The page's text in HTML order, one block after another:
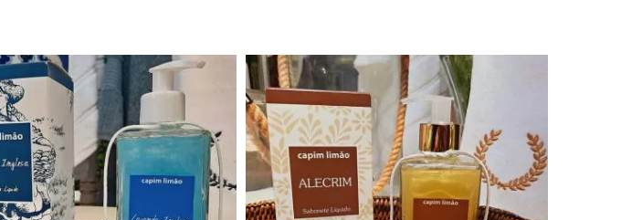
Compra rápida Compra rápida